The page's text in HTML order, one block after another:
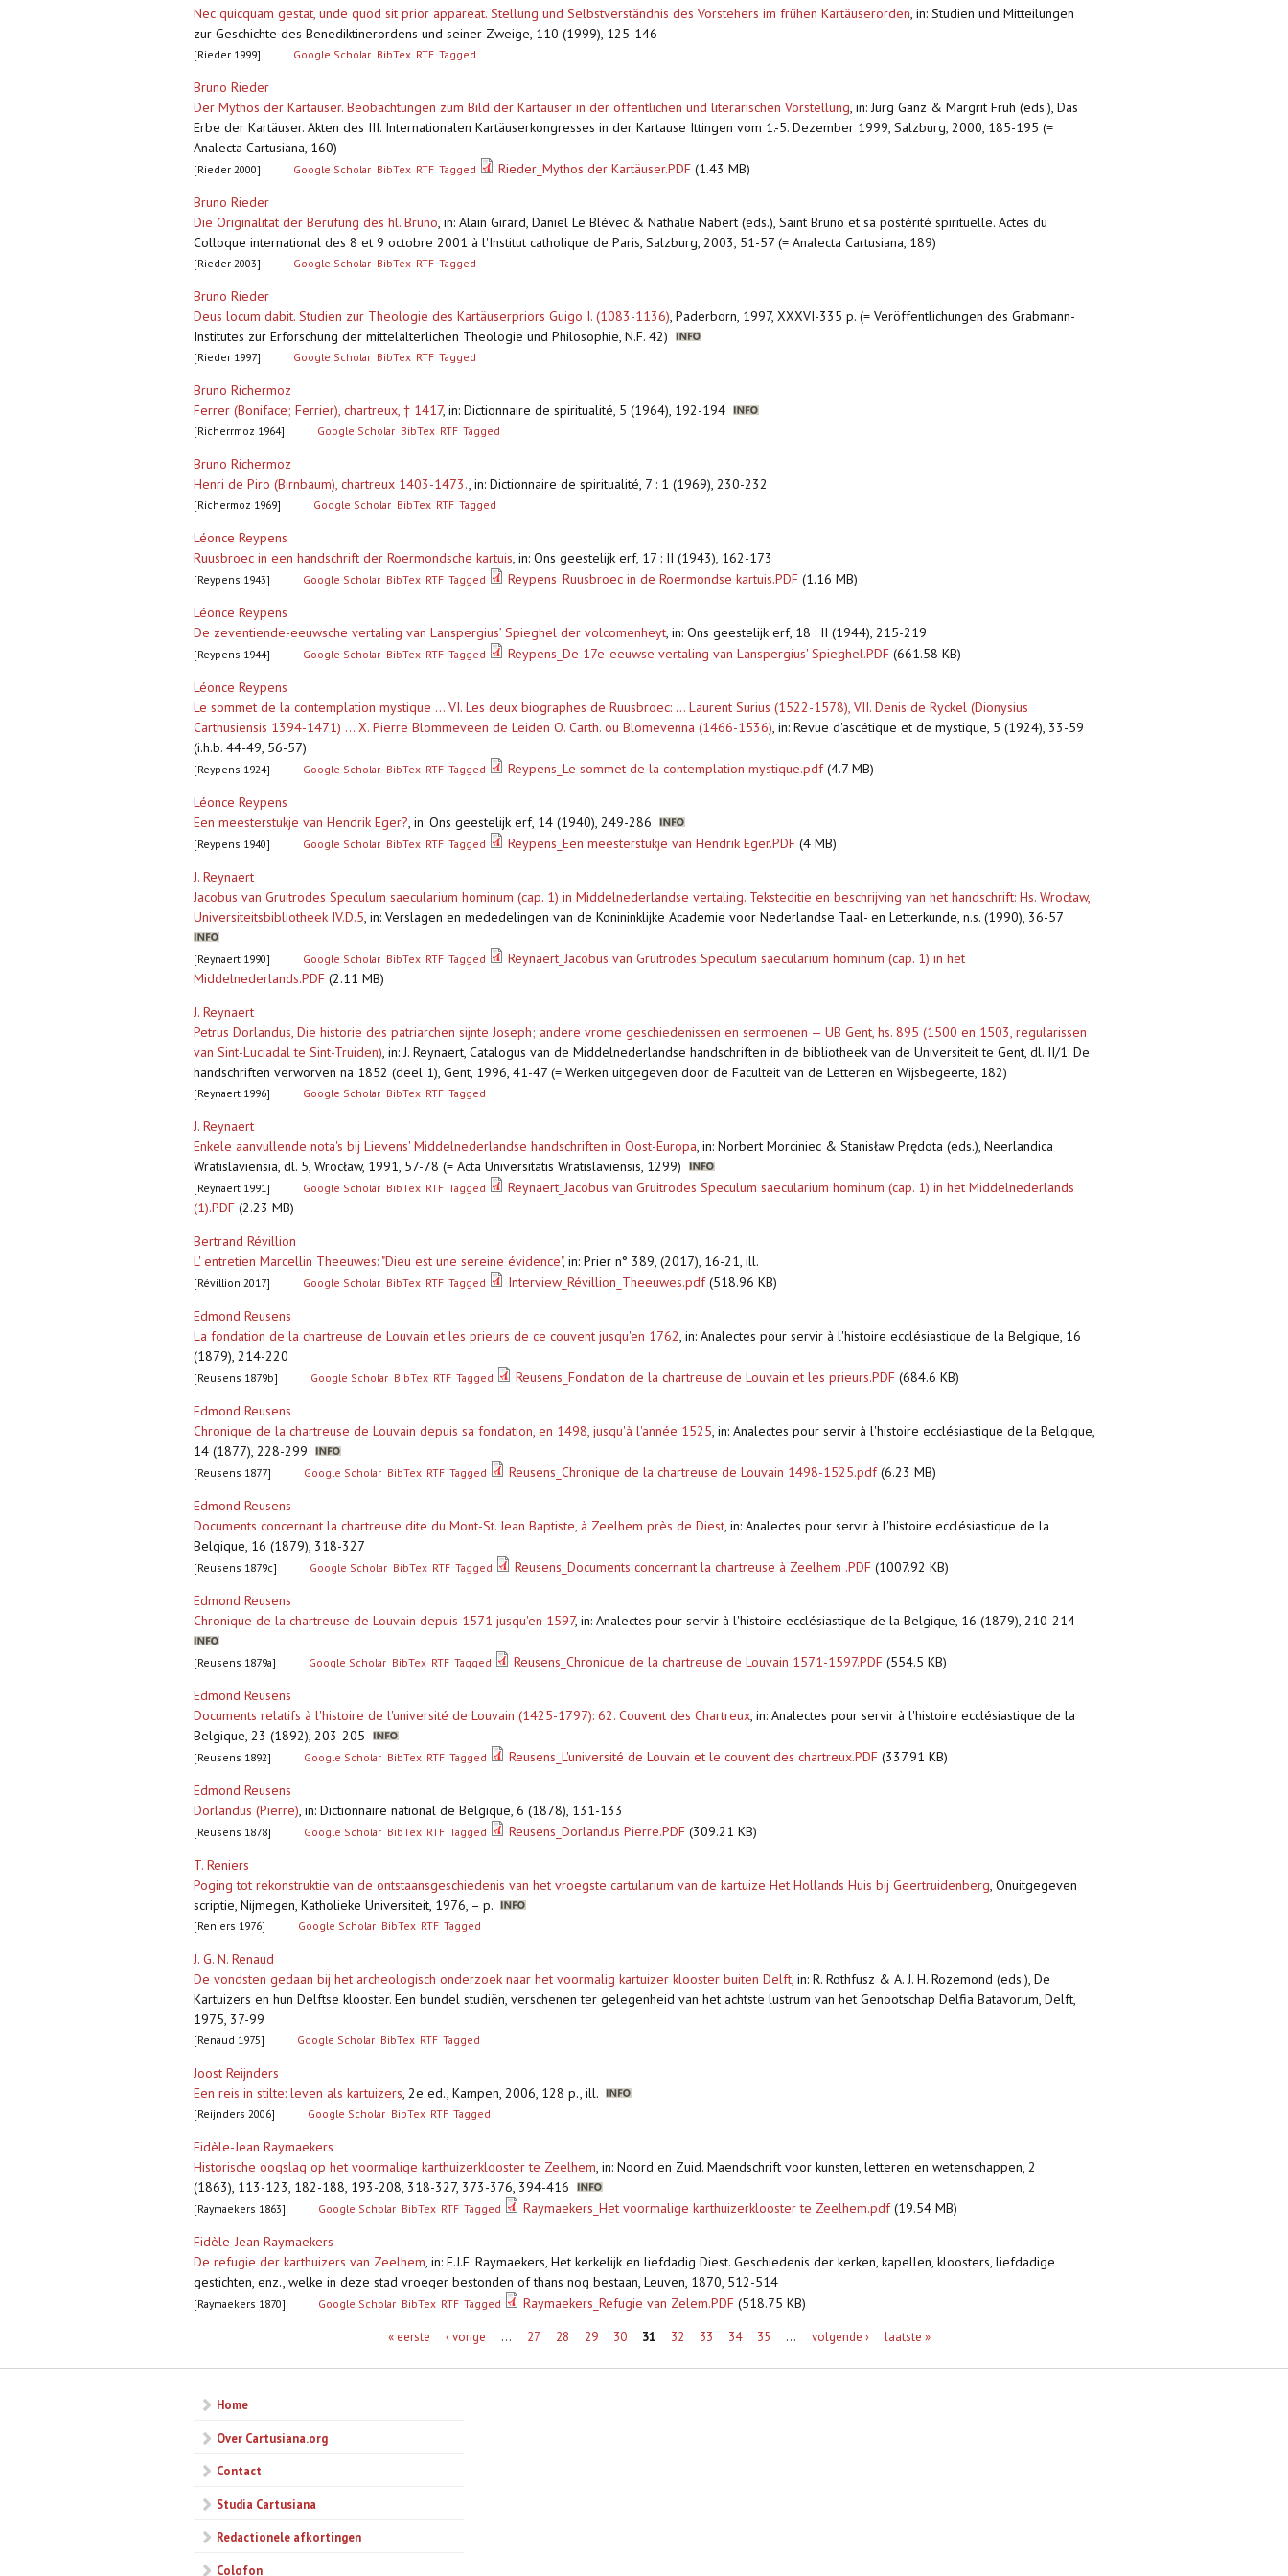
Nec quicquam gestat, unde quod sit prior appareat. Stellung und Selbstverständnis des Vorstehers im frühen Kartäuserorden, in: Studien und Mitteilungen
zur Geschichte des Benediktinerordens und seiner Zweige, 110 (1999), 125-146
[Rieder 1999] Google Scholar BibTex RTF Tagged
Bruno Rieder
Der Mythos der Kartäuser. Beobachtungen zum Bild der Kartäuser in der öffentlichen und literarischen Vorstellung, in: Jürg Ganz & Margrit Früh (eds.), Das
Erbe der Kartäuser. Akten des III. Internationalen Kartäuserkongresses in der Kartause Ittingen vom 1.-5. Dezember 1999, Salzburg, 2000, 185-195 (=
Analecta Cartusiana, 160)
[Rieder 2000] Google Scholar BibTex RTF Tagged Rieder_Mythos der Kartäuser.PDF (1.43 MB)
Bruno Rieder
Die Originalität der Berufung des hl. Bruno, in: Alain Girard, Daniel Le Blévec & Nathalie Nabert (eds.), Saint Bruno et sa postérité spirituelle. Actes du
Colloque international des 8 et 9 octobre 2001 à l'Institut catholique de Paris, Salzburg, 2003, 51-57 (= Analecta Cartusiana, 189)
[Rieder 2003] Google Scholar BibTex RTF Tagged
Bruno Rieder
Deus locum dabit. Studien zur Theologie des Kartäuserpriors Guigo I. (1083-1136), Paderborn, 1997, XXXVI-335 p. (= Veröffentlichungen des Grabmann-
Institutes zur Erforschung der mittelalterlichen Theologie und Philosophie, N.F. 42)
[Rieder 1997] Google Scholar BibTex RTF Tagged
Bruno Richermoz
Ferrer (Boniface; Ferrier), chartreux, † 1417, in: Dictionnaire de spiritualité, 5 (1964), 192-194
[Richerrmoz 1964] Google Scholar BibTex RTF Tagged
Bruno Richermoz
Henri de Piro (Birnbaum), chartreux 1403-1473., in: Dictionnaire de spiritualité, 7 : 1 (1969), 230-232
[Richermoz 1969] Google Scholar BibTex RTF Tagged
Léonce Reypens
Ruusbroec in een handschrift der Roermondsche kartuis, in: Ons geestelijk erf, 17 : II (1943), 162-173
[Reypens 1943] Google Scholar BibTex RTF Tagged Reypens_Ruusbroec in de Roermondse kartuis.PDF (1.16 MB)
Léonce Reypens
De zeventiende-eeuwsche vertaling van Lanspergius’ Spieghel der volcomenheyt, in: Ons geestelijk erf, 18 : II (1944), 215-219
[Reypens 1944] Google Scholar BibTex RTF Tagged Reypens_De 17e-eeuwse vertaling van Lanspergius' Spieghel.PDF (661.58 KB)
Léonce Reypens
Le sommet de la contemplation mystique ... VI. Les deux biographes de Ruusbroec: ... Laurent Surius (1522-1578), VII. Denis de Ryckel (Dionysius
Carthusiensis 1394-1471) ... X. Pierre Blommeveen de Leiden O. Carth. ou Blomevenna (1466-1536), in: Revue d'ascétique et de mystique, 5 (1924), 33-59
(i.h.b. 44-49, 56-57)
[Reypens 1924] Google Scholar BibTex RTF Tagged Reypens_Le sommet de la contemplation mystique.pdf(4.7 MB)
Léonce Reypens
Een meesterstukje van Hendrik Eger?, in: Ons geestelijk erf, 14 (1940), 249-286
[Reypens 1940] Google Scholar BibTex RTF Tagged Reypens_Een meesterstukje van Hendrik Eger.PDF (4 MB)
J. Reynaert
Jacobus van Gruitrodes Speculum saecularium hominum (cap. 1) in Middelnederlandse vertaling. Teksteditie en beschrijving van het handschrift: Hs. Wrocław,
Universiteitsbibliotheek IV.D.5, in: Verslagen en mededelingen van de Konininklijke Academie voor Nederlandse Taal- en Letterkunde, n.s. (1990), 36-57
[Reynaert 1990] Google Scholar BibTex RTF Tagged
Reynaert_Jacobus van Gruitrodes Speculum saecularium hominum (cap. 1) in het
Middelnederlands.PDF (2.11 MB)
J. Reynaert
Petrus Dorlandus, Die historie des patriarchen sijnte Joseph; andere vrome geschiedenissen en sermoenen — UB Gent, hs. 895 (1500 en 1503, regularissen
van Sint-Luciadal te Sint-Truiden), in: J. Reynaert, Catalogus van de Middelnederlandse handschriften in de bibliotheek van de Universiteit te Gent, dl. II/1: De
handschriften verworven na 1852 (deel 1), Gent, 1996, 41-47 (= Werken uitgegeven door de Faculteit van de Letteren en Wijsbegeerte, 182)
[Reynaert 1996] Google Scholar BibTex RTF Tagged
J. Reynaert
Enkele aanvullende nota's bij Lievens' Middelnederlandse handschriften in Oost-Europa, in: Norbert Morciniec & Stanisław Prędota (eds.), Neerlandica
Wratislaviensia, dl. 5, Wrocław, 1991, 57-78 (= Acta Universitatis Wratislaviensis, 1299)
[Reynaert 1991] Google Scholar BibTex RTF Tagged
Reynaert_Jacobus van Gruitrodes Speculum saecularium hominum (cap. 1) in het Middelnederlands
(1).PDF (2.23 MB)
Bertrand Révillion
L' entretien Marcellin Theeuwes: "Dieu est une sereine évidence", in: Prier n° 389, (2017), 16-21, ill.
[Révillion 2017] Google Scholar BibTex RTF Tagged Interview_Révillion_Theeuwes.pdf(518.96 KB)
Edmond Reusens
La fondation de la chartreuse de Louvain et les prieurs de ce couvent jusqu'en 1762, in: Analectes pour servir à l'histoire ecclésiastique de la Belgique, 16
(1879), 214-220
[Reusens 1879b] Google Scholar BibTex RTF Tagged Reusens_Fondation de la chartreuse de Louvain et les prieurs.PDF (684.6 KB)
Edmond Reusens
Chronique de la chartreuse de Louvain depuis sa fondation, en 1498, jusqu'à l'année 1525, in: Analectes pour servir à l'histoire ecclésiastique de la Belgique,
14 (1877), 228-299
[Reusens 1877] Google Scholar BibTex RTF Tagged Reusens_Chronique de la chartreuse de Louvain 1498-1525.pdf(6.23 MB)
Edmond Reusens
Documents concernant la chartreuse dite du Mont-St. Jean Baptiste, à Zeelhem près de Diest, in: Analectes pour servir à l'histoire ecclésiastique de la
Belgique, 16 (1879), 318-327
[Reusens 1879c] Google Scholar BibTex RTF Tagged Reusens_Documents concernant la chartreuse à Zeelhem .PDF (1007.92 KB)
Edmond Reusens
Chronique de la chartreuse de Louvain depuis 1571 jusqu'en 1597, in: Analectes pour servir à l'histoire ecclésiastique de la Belgique, 16 (1879), 210-214
[Reusens 1879a] Google Scholar BibTex RTF Tagged Reusens_Chronique de la chartreuse de Louvain 1571-1597.PDF (554.5 KB)
Edmond Reusens
Documents relatifs à l'histoire de l'université de Louvain (1425-1797): 62. Couvent des Chartreux, in: Analectes pour servir à l'histoire ecclésiastique de la
Belgique, 23 (1892), 203-205
[Reusens 1892] Google Scholar BibTex RTF Tagged Reusens_L'université de Louvain et le couvent des chartreux.PDF (337.91 KB)
Edmond Reusens
Dorlandus (Pierre), in: Dictionnaire national de Belgique, 6 (1878), 131-133
[Reusens 1878] Google Scholar BibTex RTF Tagged Reusens_Dorlandus Pierre.PDF (309.21 KB)
T. Reniers
Poging tot rekonstruktie van de ontstaansgeschiedenis van het vroegste cartularium van de kartuize Het Hollands Huis bij Geertruidenberg, Onuitgegeven
scriptie, Nijmegen, Katholieke Universiteit, 1976, – p.
[Reniers 1976] Google Scholar BibTex RTF Tagged
J. G. N. Renaud
De vondsten gedaan bij het archeologisch onderzoek naar het voormalig kartuizer klooster buiten Delft, in: R. Rothfusz & A. J. H. Rozemond (eds.), De
Kartuizers en hun Delftse klooster. Een bundel studiën, verschenen ter gelegenheid van het achtste lustrum van het Genootschap Delfia Batavorum, Delft,
1975, 37-99
[Renaud 1975] Google Scholar BibTex RTF Tagged
Joost Reijnders
Een reis in stilte: leven als kartuizers, 2e ed., Kampen, 2006, 128 p., ill.
[Reijnders 2006] Google Scholar BibTex RTF Tagged
Fidèle-Jean Raymaekers
Historische oogslag op het voormalige karthuizerklooster te Zeelhem, in: Noord en Zuid. Maendschrift voor kunsten, letteren en wetenschappen, 2
(1863), 113-123, 182-188, 193-208, 318-327, 373-376, 394-416
[Raymaekers 1863] Google Scholar BibTex RTF Tagged Raymaekers_Het voormalige karthuizerklooster te Zeelhem.pdf(19.54 MB)
Fidèle-Jean Raymaekers
De refugie der karthuizers van Zeelhem, in: F.J.E. Raymaekers, Het kerkelijk en liefdadig Diest. Geschiedenis der kerken, kapellen, kloosters, liefdadige
gestichten, enz., welke in deze stad vroeger bestonden of thans nog bestaan, Leuven, 1870, 512-514
[Raymaekers 1870] Google Scholar BibTex RTF Tagged Raymaekers_Refugie van Zelem.PDF (518.75 KB)
« eerste ‹ vorige … 27 28 29 30 31 32 33 34 35 … volgende › laatste »
Home
Over Cartusiana.org
Contact
Studia Cartusiana
Redactionele afkortingen
Colofon